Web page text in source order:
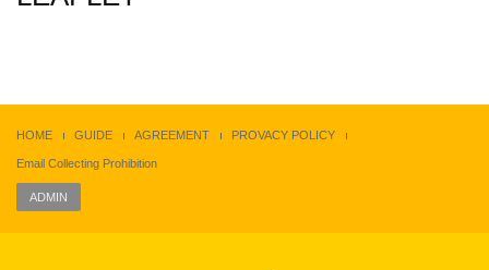
HOME GUIDE AGREEMENT PROVACY POLICY
Email Collecting Prohibition
ADMIN